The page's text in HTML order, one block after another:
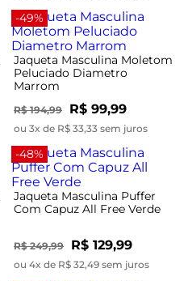
-49%
Jaqueta Masculina Moletom
Peluciado Diametro
Marrom
R$ 194,99 R$ 99,99
ou 3x de R$ 33,33 sem juros
-48%
Jaqueta Masculina Puffer
Com Capuz All Free Verde
R$ 249,99 R$ 129,99
ou 4x de R$ 32,49 sem juros